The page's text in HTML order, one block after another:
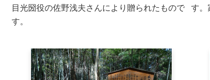
目光圀役の佐野浅夫さんにより贈られたもので
す。
す。